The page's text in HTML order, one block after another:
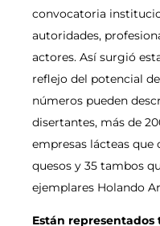
convocatoria
autoridades,
actores. Así surgió
reflejo del potencial
números pueden
disertantes, más de
empresas lácteas
quesos y 35 tambos
ejemplares Holando
Están representados